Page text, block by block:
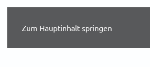
Zum Hauptinhalt springen